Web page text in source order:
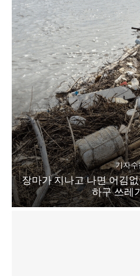
기자수
장마가 지나고 나면 어김
하구 쓰레